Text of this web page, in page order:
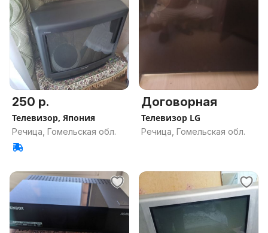
250 р.
Телевизор, Япония
Речица, Гомельская обл.
Договорная
Телевизор LG
Речица, Гомельская обл.